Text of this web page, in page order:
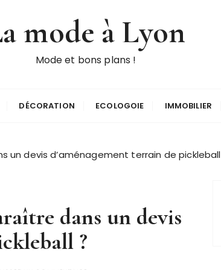
mode à Lyon
Mode et bons plans !
DÉCORATION ECOLOGOIE IMMOBILIER
un devis d’aménagement terrain de
dans un devis
?